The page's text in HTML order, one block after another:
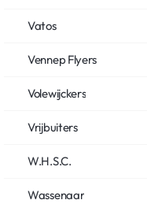
Vatos
Vennep Flyers
Volewijckers
Vrijbuiters
W.H.S.C.
Wassenaar